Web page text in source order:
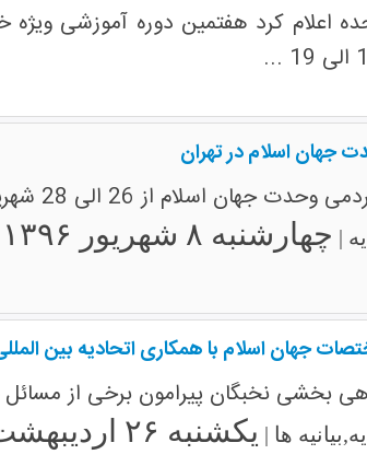
اعلام کرد هفتمین دوره آموزشی ویژه
جهان اسلام در تهران
الی 28 شهریور1396 در تهران برگزار خواهد شد.
| چهارشنبه ۸ شهریور ۱۳۹۶
جهان اسلام با همکاری اتحادیه بین
برخی از مسائل جهان اسلام برای ۸۰ نفر از طلاب
ها | یکشنبه ۲۶ اردیبهشت ۱۳۹۵